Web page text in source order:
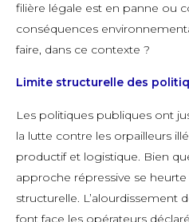
filière légale est en panne ou
conséquences
faire, dans ce contexte ?
Limite structurelle des
Les politiques publiques ont
la lutte contre les orpailleurs
productif et logistique. Bien
approche répressive se
structurelle. L’alourdissement
font face les opérateurs